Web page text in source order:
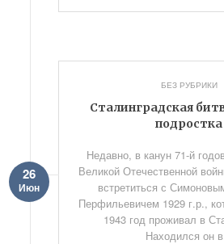
БЕЗ РУБРИКИ
Сталинградская
подростка
26
Июн
Недавно, в канун 71-й
Великой Отечественной
встретиться с
Перфильевичем 1929 г.р.,
1943 год проживал в
Находился он